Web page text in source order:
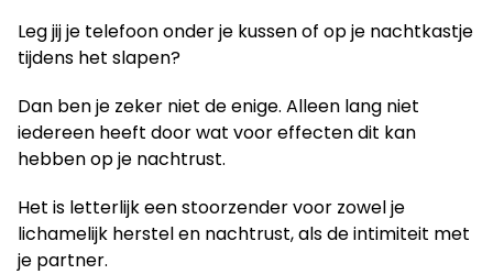
Leg jij je telefoon onder je kussen of op je nachtkastje
tijdens het slapen?
Dan ben je zeker niet de enige. Alleen lang niet
iedereen heeft door wat voor effecten dit kan
hebben op je nachtrust.
Het is letterlijk een stoorzender voor zowel je
lichamelijk herstel en nachtrust, als de intimiteit met
je partner.